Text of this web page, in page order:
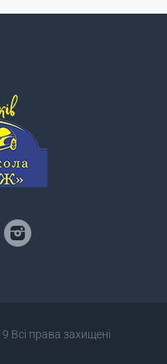
Всі права захищені